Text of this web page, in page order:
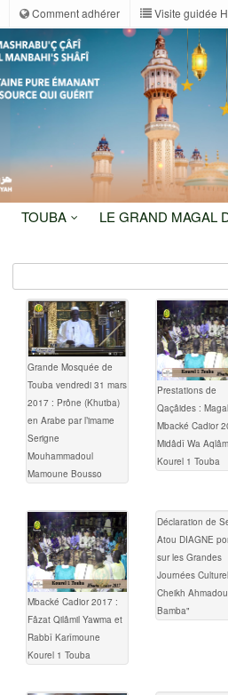
Comment adhérer Visite guidée
TOUBA LE GRAND MAGAL
Grande Mosquée de
Touba vendredi 31 mars
2017 : Prône (Khutba)
en Arabe par l’imame
Serigne
Mouhammadoul
Mamoune Bousso
Prestations de
Qaçâides :
Mbacké Cadior
Midâdî Wa
Kourel 1 Touba
Mbacké Cadior 2017 :
Fâzat Qilâmil Yawma et
Rabbî Karîmoune
Kourel 1 Touba
Déclaration de
Atou DIAGNE
sur les Grandes
Journées
Cheikh Ahmadou
Bamba"